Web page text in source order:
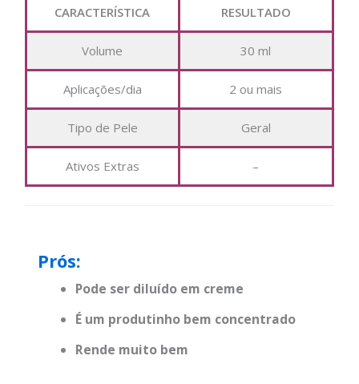
CARACTERÍSTICA RESULTADO
Volume 30 ml
Aplicações/dia 2 ou mais
Tipo de Pele Geral
Ativos Extras –
Prós:
Pode ser diluído em creme
É um produtinho bem concentrado
Rende muito bem